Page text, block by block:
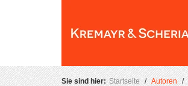
Sie sind hier: Startseite / Autoren /